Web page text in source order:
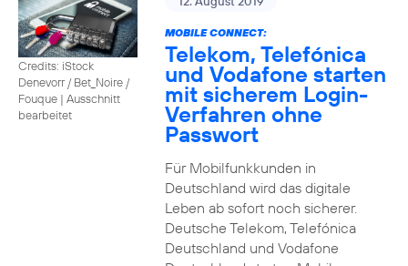
Credits: iStock
Denevorr / Bet_Noire /
Fouque | Ausschnitt
bearbeitet
MOBILE CONNECT:
Telekom, Telefónica
und Vodafone starten
mit sicherem Login-
Verfahren ohne
Passwort
Für Mobilfunkkunden in
Deutschland wird das digitale
Leben ab sofort noch sicherer.
Deutsche Telekom, Telefónica
Deutschland und Vodafone